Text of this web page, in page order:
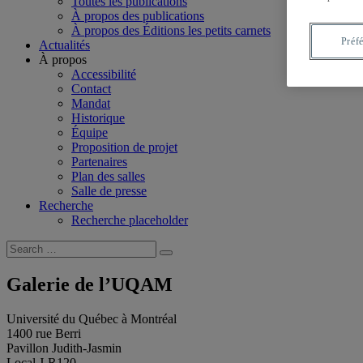
À propos des publications
À propos des Éditions les petits carnets
Actualités
À propos
Accessibilité
Contact
Mandat
Historique
Équipe
Proposition de projet
Partenaires
Plan des salles
Salle de presse
Recherche
Recherche placeholder
Search
for:
Search
Galerie de l’UQAM
Université du Québec à Montréal
1400 rue Berri
Pavillon Judith-Jasmin